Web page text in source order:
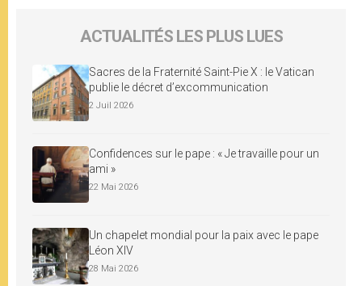
ACTUALITÉS LES PLUS LUES
Sacres de la Fraternité Saint-Pie X : le Vatican
publie le décret d’excommunication
2 Juil 2026
Confidences sur le pape : « Je travaille pour un
ami »
22 Mai 2026
Un chapelet mondial pour la paix avec le pape
Léon XIV
28 Mai 2026